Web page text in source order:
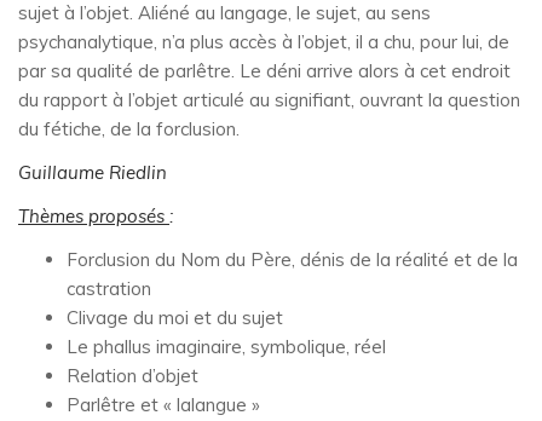
sujet à l’objet. Aliéné au langage, le sujet, au sens
psychanalytique, n’a plus accès à l’objet, il a chu, pour lui, de
par sa qualité de parlêtre. Le déni arrive alors à cet endroit
du rapport à l’objet articulé au signifiant, ouvrant la question
du fétiche, de la forclusion.
Guillaume Riedlin
Thèmes proposés :
Forclusion du Nom du Père, dénis de la réalité et de la
castration
Clivage du moi et du sujet
Le phallus imaginaire, symbolique, réel
Relation d’objet
Parlêtre et « lalangue »